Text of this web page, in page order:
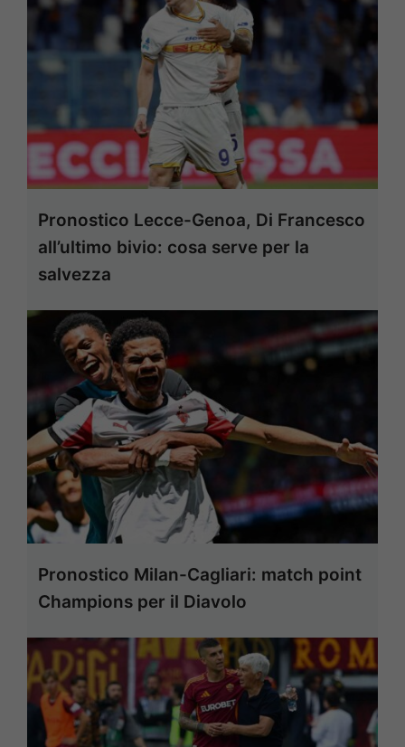
Pronostico Lecce-Genoa, Di Francesco
all’ultimo bivio: cosa serve per la
salvezza
Pronostico Milan-Cagliari: match point
Champions per il Diavolo